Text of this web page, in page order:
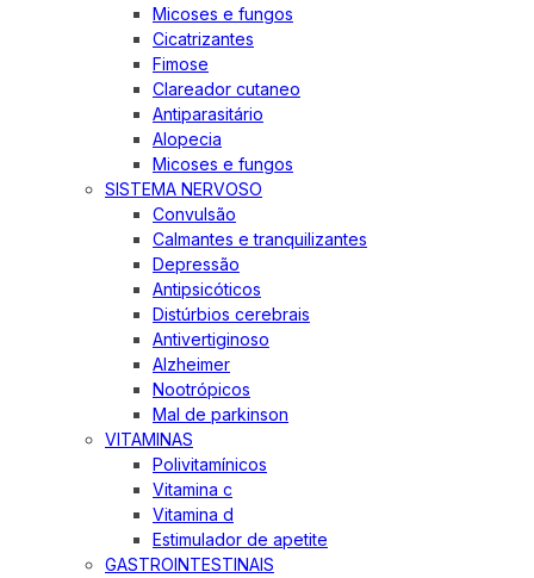
Micoses e fungos
Cicatrizantes
Fimose
Clareador cutaneo
Antiparasitário
Alopecia
Micoses e fungos
SISTEMA NERVOSO
Convulsão
Calmantes e tranquilizantes
Depressão
Antipsicóticos
Distúrbios cerebrais
Antivertiginoso
Alzheimer
Nootrópicos
Mal de parkinson
VITAMINAS
Polivitamínicos
Vitamina c
Vitamina d
Estimulador de apetite
GASTROINTESTINAIS